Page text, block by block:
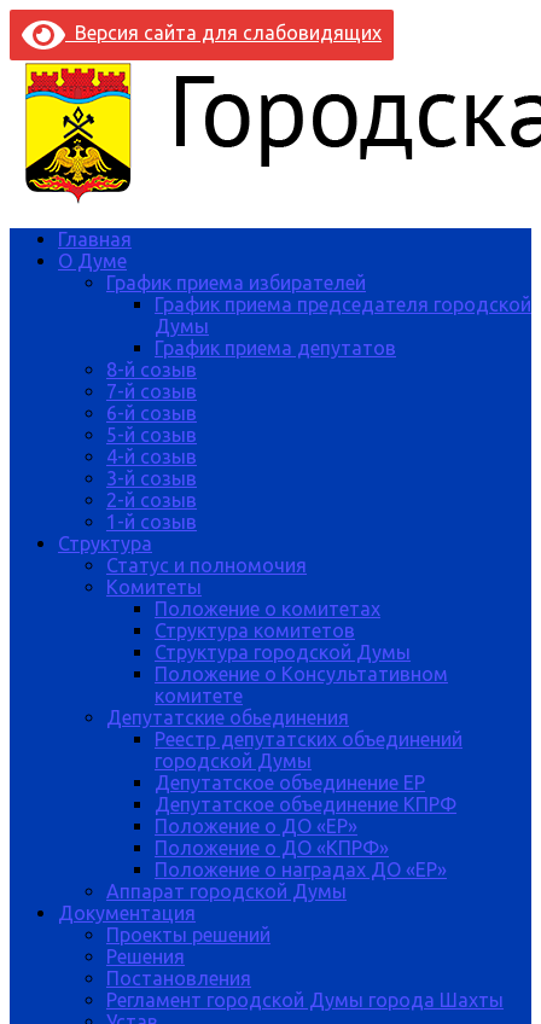
Версия сайта для слабовидящих
Главная
О Думе
График приема избирателей
График приема председателя городской
Думы
График приема депутатов
8-й созыв
7-й созыв
6-й созыв
5-й созыв
4-й созыв
3-й созыв
2-й созыв
1-й созыв
Структура
Статус и полномочия
Комитеты
Положение о комитетах
Структура комитетов
Структура городской Думы
Положение о Консультативном
комитете
Депутатские обьединения
Реестр депутатских объединений
городской Думы
Депутатское объединение ЕР
Депутатское объединение КПРФ
Положение о ДО «ЕР»
Положение о ДО «КПРФ»
Положение о наградах ДО «ЕР»
Аппарат городской Думы
Документация
Проекты решений
Решения
Постановления
Регламент городской Думы города Шахты